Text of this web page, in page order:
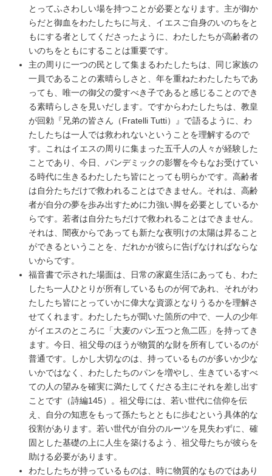
とってふさわしい場を持つことが必要となります。主が御か
らだと御血をわたしたちに与え、イエスご自身のいのちをと
もにする者としてくださったように、わたしたちが高齢者の
いのちをともにすることは重要です。
主の周りに一つの民として集まるわたしたちは、同じ家族の
一員であることの素晴らしさと、年を重ねたわたしたちであ
っても、唯一の御父の愛すべき子であると感じることのでき
る素晴らしさを見いだします。ですからわたしたちは、教皇
が回勅『兄弟の皆さん（Fratelli Tutti）』で語るように、わ
たしたちは一人では救われないということを理解するので
す。これはイエスの周りに集まった五千人の人々が経験した
ことであり、今日、パンデミックの影響を今もなお受けてい
る時代に生きるわたしたち皆にとっても明らかです。高齢者
は自分たちだけで救われることはできません。それは、高齢
者が自分の夢を歩み出すために力強い脚を必要としているか
らです。若者は自分たちだけで救われることはできません。
それは、闇夜からであっても新たな夜明けの太陽は昇ること
ができるということを、だれかが彼らに告げなければならな
いからです。
福音書で示された場面は、日常の家庭生活にあっても、わた
したち一人ひとりが所有しているものが何であれ、それがわ
たしたち皆にとっていかに偉大な資源となりうるかを理解さ
せてくれます。わたしたちが聞いた箇所の中で、一人の少年
がイエスのところに「大麦のパン五つと魚二匹」を持ってき
ます。今日、祖父母のほうが物質的な財を所有しているのが
普通です。しかし大切なのは、持っているものが多いか少な
いかではなく、わたしたちのパンを増やし、生きているすべ
ての人の望みを確実に満たしてくださる主にそれを差し出す
ことです（詩編145）。祖父母には、若い世代に信仰を伝
え、自分の知恵をもって孫たちとともに歩むという具体的な
役割があります。若い世代が自分のルーツを見失わずに、確
固とした基礎の上に人生を築けるよう、祖父母たちが彼らを
助ける必要があります。
わたしたちが持っているものは、時に物質的なものではあり